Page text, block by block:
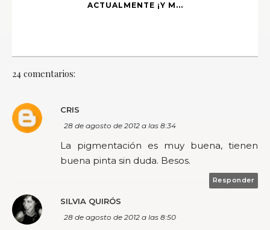
ACTUALMENTE ¡Y M...
24 comentarios:
CRIS
28 de agosto de 2012 a las 8:34
La pigmentación es muy buena, tienen
buena pinta sin duda. Besos.
Responder
SILVIA QUIRÓS
28 de agosto de 2012 a las 8:50